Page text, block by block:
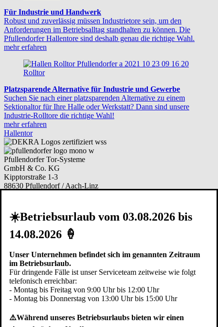
Für Industrie und Handwerk
Robust und zuverlässig müssen Industrietore sein, um den
Anforderungen im Betriebsalltag standhalten zu können. Die
Pfullendorfer Hallentore sind deshalb genau die richtige Wahl.
mehr erfahren
Rolltor
Platzsparende Alternative für Industrie und Gewerbe
Suchen Sie nach einer platzsparenden Alternative zu einem
Sektionaltor für Ihre Halle oder Werkstatt? Dann sind unsere
Industrie-Rolltore die richtige Wahl!
mehr erfahren
☀️Betriebsurlaub vom 03.08.2026 bis
14.08.2026 🍦
Unser Unternehmen befindet sich im genannten Zeitraum
im Betriebsurlaub.
Für dringende Fälle ist unser Serviceteam zeitweise wie folgt
telefonisch erreichbar:
- Montag bis Freitag von 9:00 Uhr bis 12:00 Uhr
- Montag bis Donnerstag von 13:00 Uhr bis 15:00 Uhr
⚠️Während unseres Betriebsurlaubs bieten wir einen
Hallentor
Pfullendorfer Tor-Systeme
GmbH & Co. KG
Kipptorstraße 1-3
88630 Pfullendorf / Aach-Linz
Telefon:
+49 (0)7552 2602-0
Telefax: +49 (0)7552 6855
E-Mail:info@pfullendorfer.de
Häufig besucht:
Garagentor Kaufberatung
Torsysteme im Vergleich
Modernisieren
Garagentor Bildgalerie
Ersatzteile bestellen
Arbeiten bei Pfullendorfer